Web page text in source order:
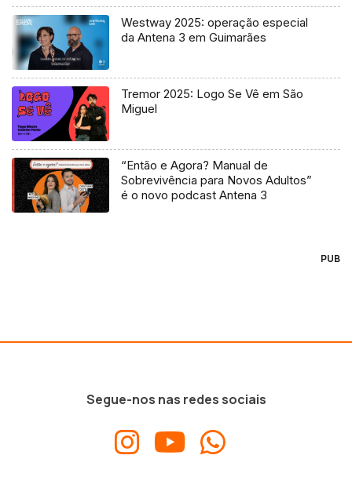
Westway 2025: operação especial
da Antena 3 em Guimarães
Tremor 2025: Logo Se Vê em São
Miguel
“Então e Agora? Manual de
Sobrevivência para Novos Adultos”
é o novo podcast Antena 3
PUB
Segue-nos nas redes sociais